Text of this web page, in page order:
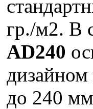
гр./м2. В
AD240
до 240